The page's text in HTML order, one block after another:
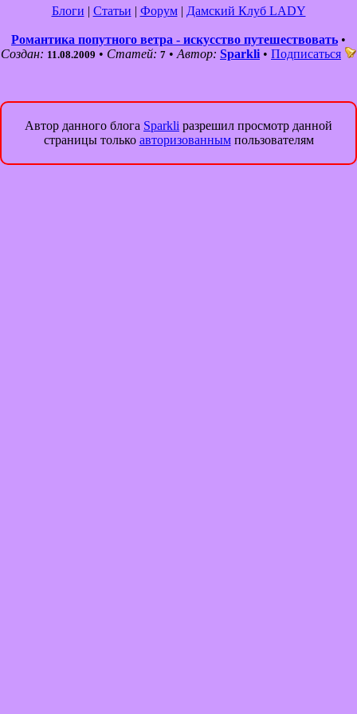
Блоги | Статьи | Форум| Дамский Клуб LADY
Романтика попутного ветра - искусство путешествовать •
Создан: 11.08.2009 • Статей: 7 • Автор: Sparkli • Подписаться
Автор данного блога Sparkli разрешил просмотр данной
страницы только авторизованнымпользователям